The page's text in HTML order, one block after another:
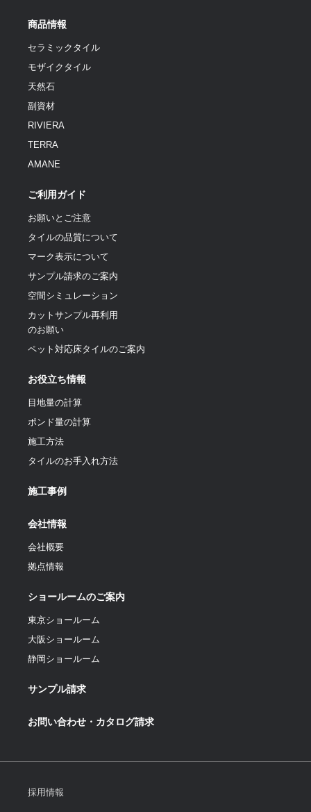
商品情報
セラミックタイル
モザイクタイル
天然石
副資材
RIVIERA
TERRA
AMANE
ご利用ガイド
お願いとご注意
タイルの品質について
マーク表示について
サンプル請求のご案内
空間シミュレーション
カットサンプル再利用
のお願い
ペット対応床タイルのご案内
お役立ち情報
目地量の計算
ポンド量の計算
施工方法
タイルのお手入れ方法
施工事例
会社情報
会社概要
拠点情報
ショールームのご案内
東京ショールーム
大阪ショールーム
静岡ショールーム
サンプル請求
お問い合わせ・カタログ請求
採用情報